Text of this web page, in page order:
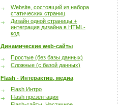
Website, состоящий из набора
статических страниц
Дизайн одной страницы +
интеграция дизайна в HTML-
код
Динамические web-сайты
Простые (без базы данных)
Сложные (с базой данных)
Flash - Интерактив, медиа
Flash Интро
Flash презентация